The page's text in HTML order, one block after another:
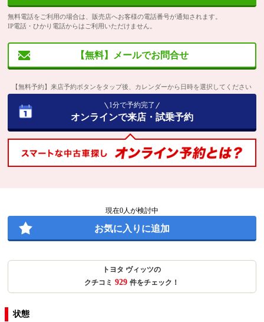
無料電話をご利用の場合は、販売店へお客様の電話番号が通知されます。
IP電話・ひかり電話からはご利用いただけません。
【無料】メールでお問合せ
【無料予約】来店予約ボタンをタップ後、カレンダーから日時を選択してください
1分で予約完了
オンラインで来店・試乗予約
現在0人が検討中
お気に入りに追加
トヨタ ヴィッツの
クチコミ 929 件をチェック！
状態